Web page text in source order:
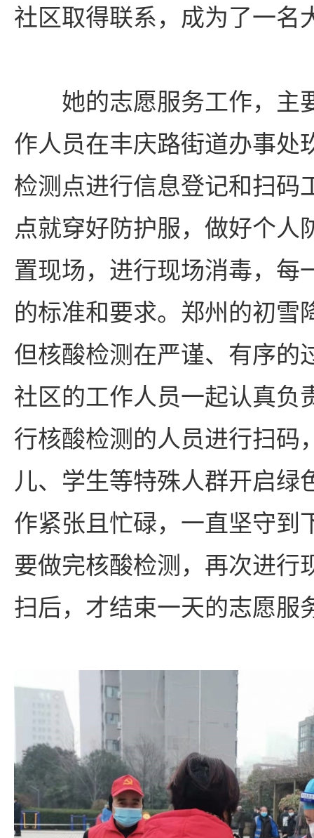
社区取得联系，成为了一名
她的志愿服务工作，主
作人员在丰庆路街道办事处
检测点进行信息登记和扫码
点就穿好防护服，做好个人
置现场，进行现场消毒，每
的标准和要求。郑州的初雪
但核酸检测在严谨、有序的
社区的工作人员一起认真负
行核酸检测的人员进行扫码
儿、学生等特殊人群开启绿
作紧张且忙碌，一直坚守到
要做完核酸检测，再次进行
扫后，才结束一天的志愿服